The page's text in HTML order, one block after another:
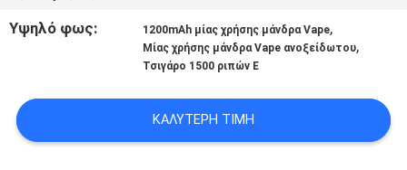
SITEMAP
POLICY
Υψηλό φως: 1200mAh μίας χρήσης μάνδρα Vape,
Μίας χρήσης μάνδρα Vape ανοξείδωτου,
Τσιγάρο 1500 ριπών Ε
ΚΑΛΎΤΕΡΗ ΤΙΜΉ